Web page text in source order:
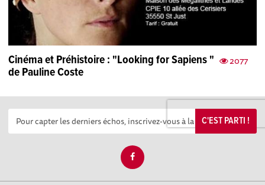
2077
Cinéma et Préhistoire : "Looking for Sapiens "
de Pauline Coste
C'EST PARTI !